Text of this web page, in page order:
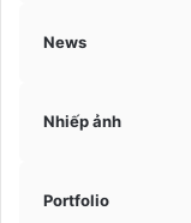
News
Nhiếp ảnh
Portfolio